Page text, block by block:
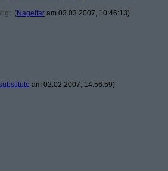
(Nagelfar am 03.03.2007, 10:46:13)
am 02.02.2007, 14:56:59)